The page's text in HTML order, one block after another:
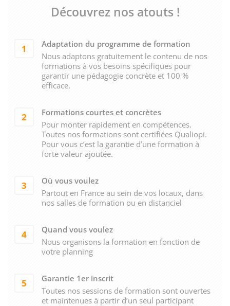
Découvrez nos atouts !
1
Adaptation du programme de formation
Nous adaptons gratuitement le contenu de nos
formations à vos besoins spécifiques pour
garantir une pédagogie concrète et 100 %
efficace.
2
Formations courtes et concrètes
Pour monter rapidement en compétences.
Toutes nos formations sont certifiées Qualiopi.
Pour vous c’est la garantie d’une formation à
forte valeur ajoutée.
3
Où vous voulez
Partout en France au sein de vos locaux, dans
nos salles de formation ou en distanciel
4
Quand vous voulez
Nous organisons la formation en fonction de
votre planning
5
Garantie 1er inscrit
Toutes nos sessions de formation sont ouvertes
et maintenues à partir d’un seul participant